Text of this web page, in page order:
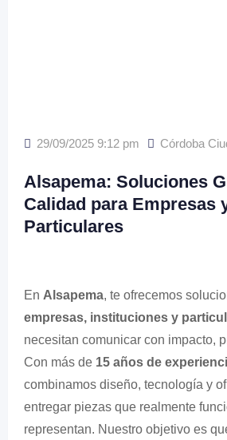
29/09/2025 9:12 pm Córdoba
Alsapema: Soluciones
Calidad para Empresas
Particulares
En Alsapema, te ofrecemos
empresas, instituciones y
necesitan comunicar con impacto,
Con más de 15 años de
combinamos diseño, tecnología y
entregar piezas que realmente
representan. Nuestro objetivo es